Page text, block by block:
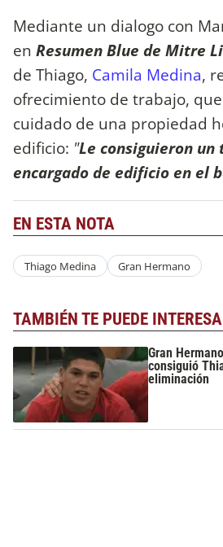
Mediante un dialogo con
en Resumen Blue de Mitre
de Thiago, Camila Medina,
ofrecimiento de trabajo,
cuidado de una propiedad
edificio: "Le consiguieron un
encargado de edificio en el
EN ESTA NOTA
Thiago Medina Gran Hermano
TAMBIÉN TE PUEDE
Gran
consiguió
eliminación